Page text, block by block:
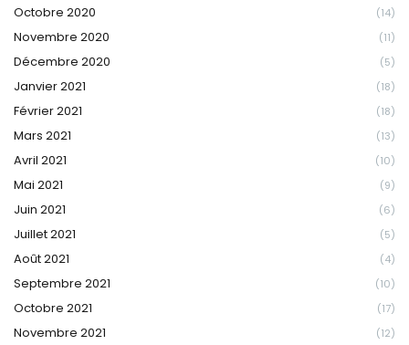
Octobre 2020 (14)
Novembre 2020 (11)
Décembre 2020 (5)
Janvier 2021 (18)
Février 2021 (18)
Mars 2021 (13)
Avril 2021 (10)
Mai 2021 (9)
Juin 2021 (6)
Juillet 2021 (5)
Août 2021 (4)
Septembre 2021 (10)
Octobre 2021 (17)
Novembre 2021 (12)